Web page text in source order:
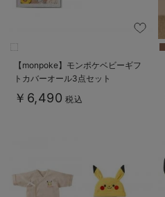
【monpoke】モンポケベビーギフ
トカバーオール3点セット
￥6,490 税込